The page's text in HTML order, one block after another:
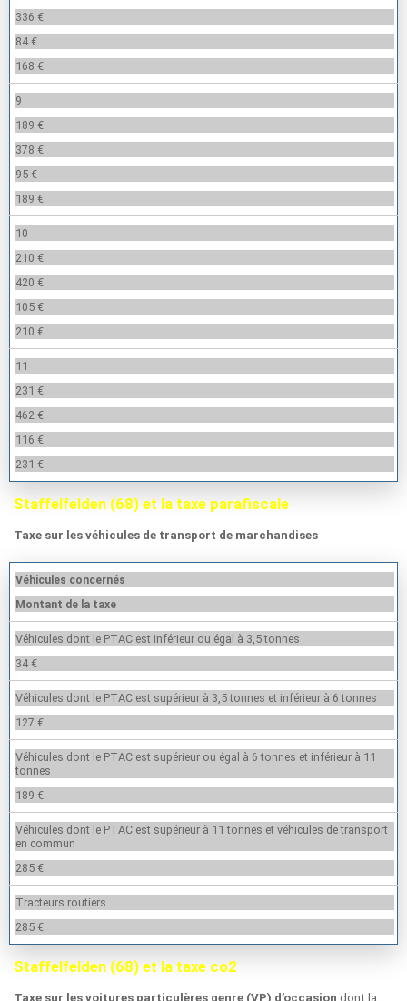
336 €
84 €
168 €
9
189 €
378 €
95 €
189 €
10
210 €
420 €
105 €
210 €
11
231 €
462 €
116 €
231 €
Staffelfelden (68) et la taxe parafiscale
Taxe sur les véhicules de transport de marchandises
Véhicules concernés
Montant de la taxe
Véhicules dont le PTAC est inférieur ou égal à 3,5 tonnes
34 €
Véhicules dont le PTAC est supérieur à 3,5 tonnes et inférieur à 6 tonnes
127 €
Véhicules dont le PTAC est supérieur ou égal à 6 tonnes et inférieur à 11
tonnes
189 €
Véhicules dont le PTAC est supérieur à 11 tonnes et véhicules de transport
en commun
285 €
Tracteurs routiers
285 €
Staffelfelden (68) et la taxe co2
Taxe sur les voitures particulères genre (VP) d’occasion dont la